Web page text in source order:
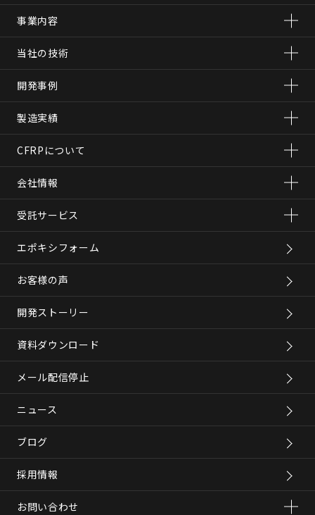
事業内容
当社の技術
開発事例
製造実績
CFRPについて
会社情報
受託サービス
エポキシフォーム
お客様の声
開発ストーリー
資料ダウンロード
メール配信停止
ニュース
ブログ
採用情報
お問い合わせ